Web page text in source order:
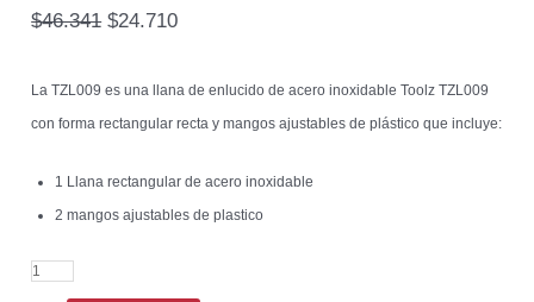
$46.341 $24.710
La TZL009 es una llana de enlucido de acero inoxidable Toolz TZL009
con forma rectangular recta y mangos ajustables de plástico que incluye:
1 Llana rectangular de acero inoxidable
2 mangos ajustables de plastico